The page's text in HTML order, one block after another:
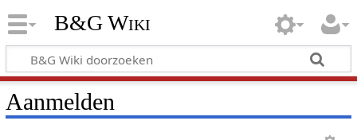
B&G Wiki
Aanmelden